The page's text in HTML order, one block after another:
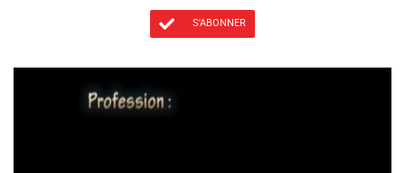
S'ABONNER